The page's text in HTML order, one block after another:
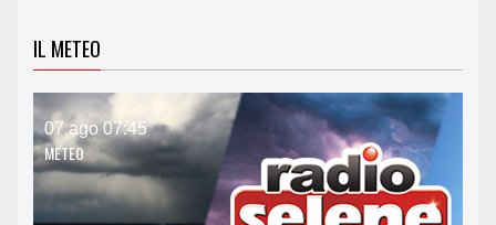
IL METEO
07 ago 07:45
METEO